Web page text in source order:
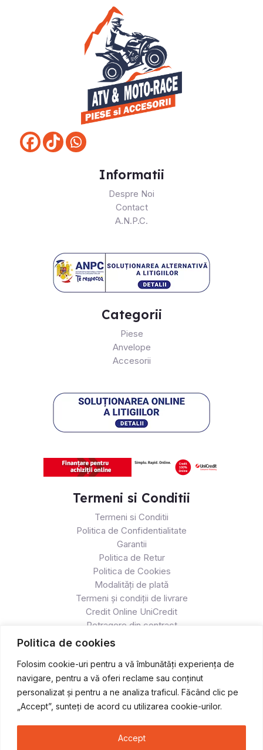
Politica de cookies
Folosim cookie-uri pentru a vă îmbunătăți experiența de
navigare, pentru a vă oferi reclame sau conținut
personalizat și pentru a ne analiza traficul. Făcând clic pe
„Accept”, sunteți de acord cu utilizarea cookie-urilor.
Accept
Informatii
Despre Noi
Contact
A.N.P.C.
Categorii
Piese
Anvelope
Accesorii
Termeni si Conditii
Termeni si Conditii
Politica de Confidentialitate
Garantii
Politica de Retur
Politica de Cookies
Modalități de plată
Termeni și condiții de livrare
Credit Online UniCredit
Retragere din contract